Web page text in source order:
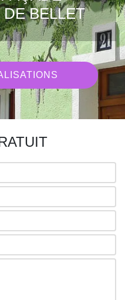
BELLET